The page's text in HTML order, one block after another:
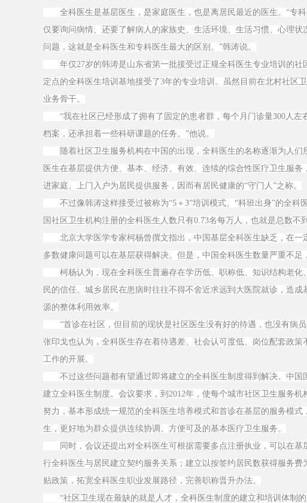
全科医生是基层医生，是家庭医生，也是离居民最近的医生。“专
仅要询问病情、还要了解病人的家族史、生活环境、生活习惯、心理
问题，这就是全科医生和专科医生最大的区别。”韩涛说。
年仅27岁的韩涛是山东省第一批接受过正规全科医生专业培训的社
定点的全科医生培训基地接受了3年的专业培训。虽然目前在北村社区
业务骨干。
“我在社区已经形成了拥有了固定的患者群，每个月门诊量300人左
档案，还承担着一些科研课题的任务。”他说。
随着社区卫生服务机构在中国的出现，全科医生的名称逐渐为人们
医生在基层提供方便、基本、经济、有效、连续的综合性医疗卫生服
进家庭、上门入户为居民提供服务，因而有居民健康的“守门人”之称。
不过像韩涛这样接受过被称为“5＋3”培训模式、“科班出身”的全科
国社区卫生机构注册的全科医生人数只有0.73名每万人，也就是总数不
北京大学医学专家柯杨曾撰文指出，中国基层全科医生缺乏，在一
多数健康问题可以在基层获得解决。但是，中国全科医生数量严重不足
柯杨认为，现在全科医生普遍存在学历低、职称低、知识结构老化
民的信任。城乡居民在患病时往往不得不舍近求远到大医院就诊，造
源的整体利用效率。
“首诊在社区，但目前的现状是社区医生没有好的待遇，也没有病
张印戈也认为，全科医生存在着待遇差、社会认可度低、岗位配套政
工作的开展。
不过这些问题都有望通过即将建立的全科医生制度得到解决。中国
建立全科医生制度。会议要求，到2012年，使每个城市社区卫生服务
努力，基本形成统一规范的全科医生培养模式和首诊在基层的服务模
生，更好地为群众提供连续协调、方便可及的基本医疗卫生服务。
同时，会议还提出对全科医生可根据需要多点注册执业，可以在基
行全科医生与居民建立契约服务关系；建立以按签约居民数获得服务
贴政策，拓宽全科医生职业发展路径，完善职称晋升办法。
“社区卫生现在最缺的就是人才，全科医生制度的建立和培训体制